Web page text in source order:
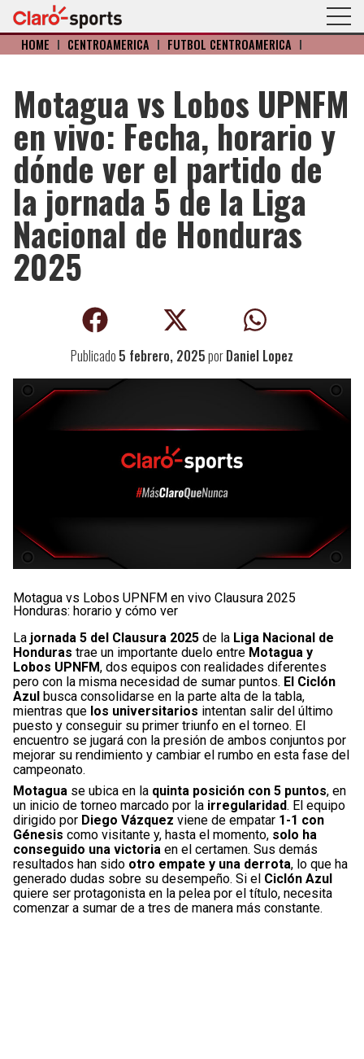
HOME I CENTROAMERICA I FÚTBOL CENTROAMÉRICA I
Motagua vs Lobos UPNFM
en vivo: Fecha, horario y
dónde ver el partido de
la jornada 5 de la Liga
Nacional de Honduras
2025
Publicado 5 febrero, 2025porDaniel Lopez
Motagua vs Lobos UPNFM en vivo Clausura 2025
Honduras: horario y cómo ver
La jornada 5 del Clausura 2025 de la Liga Nacional de
Honduras trae un importante duelo entre Motagua y
Lobos UPNFM, dos equipos con realidades diferentes
pero con la misma necesidad de sumar puntos. El Ciclón
Azul busca consolidarse en la parte alta de la tabla,
mientras que los universitarios intentan salir del último
puesto y conseguir su primer triunfo en el torneo. El
encuentro se jugará con la presión de ambos conjuntos por
mejorar su rendimiento y cambiar el rumbo en esta fase del
campeonato.
Motagua se ubica en la quinta posición con 5 puntos, en
un inicio de torneo marcado por la irregularidad. El equipo
dirigido por Diego Vázquez viene de empatar 1-1 con
Génesis como visitante y, hasta el momento, solo ha
conseguido una victoria en el certamen. Sus demás
resultados han sido otro empate y una derrota, lo que ha
generado dudas sobre su desempeño. Si el Ciclón Azul
quiere ser protagonista en la pelea por el título, necesita
comenzar a sumar de a tres de manera más constante.